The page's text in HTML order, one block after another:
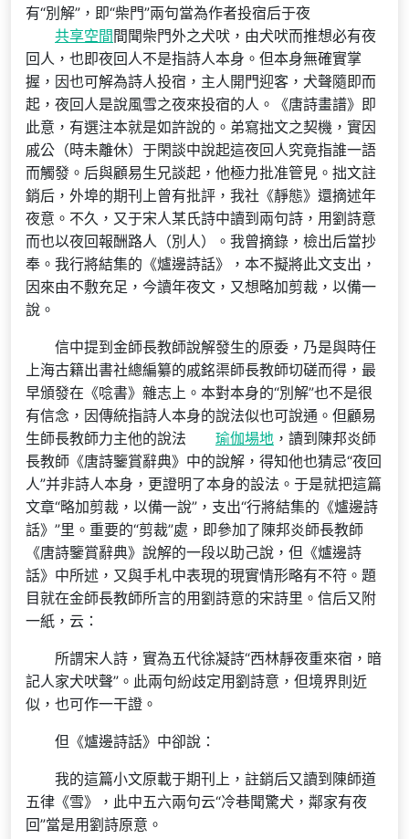
有“別解”，即“柴門”兩句當為作者投宿后于夜
共享空間 間聞柴門外之犬吠，由犬吠而推想必有夜
回人，也即夜回人不是指詩人本身。但本身無確實掌
握，因也可解為詩人投宿，主人開門迎客，犬聲隨即而
起，夜回人是說風雪之夜來投宿的人。《唐詩畫譜》即
此意，有選注本就是如許說的。弟寫拙文之契機，實因
戚公（時未離休）于閑談中說起這夜回人究竟指誰一語
而觸發。后與顧易生兄談起，他極力批准管見。拙文註
銷后，外埠的期刊上曾有批評，我社《靜態》還摘述年
夜意。不久，又于宋人某氏詩中讀到兩句詩，用劉詩意
而也以夜回報酬路人（別人）。我曾摘錄，檢出后當抄
奉。我行將結集的《爐邊詩話》，本不擬將此文支出，
因來由不敷充足，今讀年夜文，又想略加剪裁，以備一
說。
信中提到金師長教師說解發生的原委，乃是與時任
上海古籍出書社總編纂的戚銘渠師長教師切磋而得，最
早頒發在《唸書》雜志上。本對本身的“別解”也不是很
有信念，因傳統指詩人本身的說法似也可說通。但顧易
生師長教師力主他的說法
瑜伽場地 ，讀到陳邦炎師
長教師《唐詩鑒賞辭典》中的說解，得知他也猜忌“夜回
人”并非詩人本身，更證明了本身的設法。于是就把這篇
文章“略加剪裁，以備一說”，支出“行將結集的《爐邊詩
話》”里。重要的“剪裁”處，即參加了陳邦炎師長教師
《唐詩鑒賞辭典》說解的一段以助己說，但《爐邊詩
話》中所述，又與手札中表現的現實情形略有不符。題
目就在金師長教師所言的用劉詩意的宋詩里。信后又附
一紙，云：
所謂宋人詩，實為五代徐凝詩“西林靜夜重來宿，暗
記人家犬吠聲”。此兩句紛歧定用劉詩意，但境界則近
似，也可作一干證。
但《爐邊詩話》中卻說：
我的這篇小文原載于期刊上，註銷后又讀到陳師道
五律《雪》，此中五六兩句云“冷巷聞驚犬，鄰家有夜
回”當是用劉詩原意。